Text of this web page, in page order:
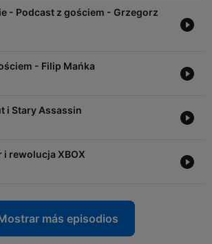
- Podcast z gościem - Grzegorz
- Filip Mańka
i Stary Assassin
i rewolucja XBOX
más episodios